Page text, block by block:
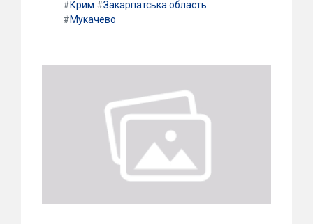
#Крим #Закарпатська область
#Мукачево